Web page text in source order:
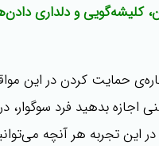
کلیشه‌گویی و دلداری
حمایت کردن در این
اجازه بدهید فرد سوگوار،
این تجربه هر آنچه